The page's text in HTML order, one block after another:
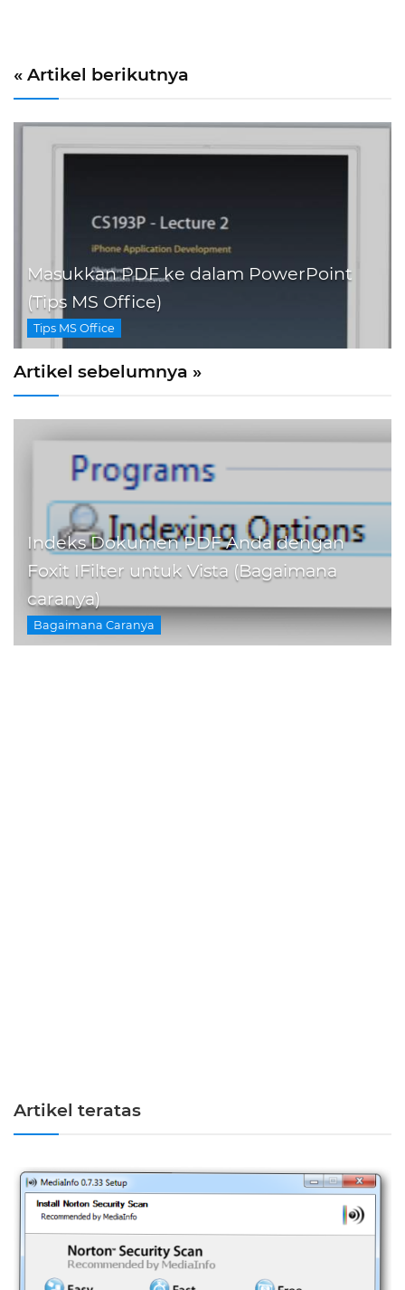
« Artikel berikutnya
Masukkan PDF ke dalam PowerPoint
(Tips MS Office)
Tips MS Office
Artikel sebelumnya »
Indeks Dokumen PDF Anda dengan
Foxit IFilter untuk Vista (Bagaimana
caranya)
Bagaimana Caranya
Artikel teratas